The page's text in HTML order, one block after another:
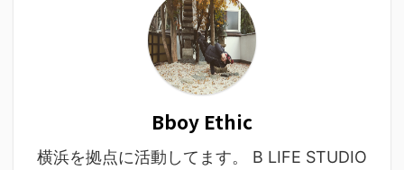
Bboy Ethic
横浜を拠点に活動してます。 B LIFE STUDIO